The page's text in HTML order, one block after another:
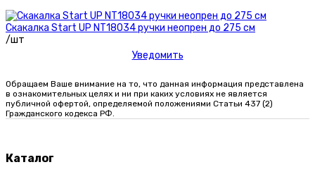
Скакалка Start UP NT18034 ручки неопрен до 275 см
/шт
Уведомить
Обращаем Ваше внимание на то, что данная информация представлена
в ознакомительных целях и ни при каких условиях не является
публичной офертой, определяемой положениями Статьи 437 (2)
Гражданского кодекса РФ.
Каталог